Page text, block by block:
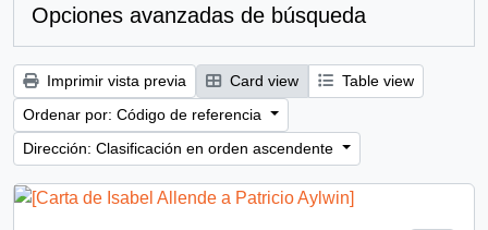
Opciones avanzadas de búsqueda
Imprimir vista previa Card view
Table view
Ordenar por: Código de referencia
Dirección: Clasificación en orden ascendente